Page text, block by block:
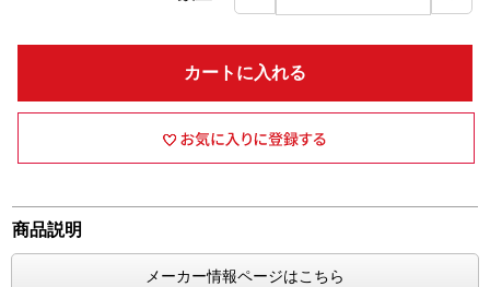
カートに入れる
商品説明
メーカー情報ページはこちら